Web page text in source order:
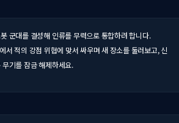
군대를 결성해 인류를 무력으로 통합하려 합니다.
서 적의 강점 위협에 맞서 싸우며 새 장소를 둘러보고, 신
기를 잠금 해제하세요.